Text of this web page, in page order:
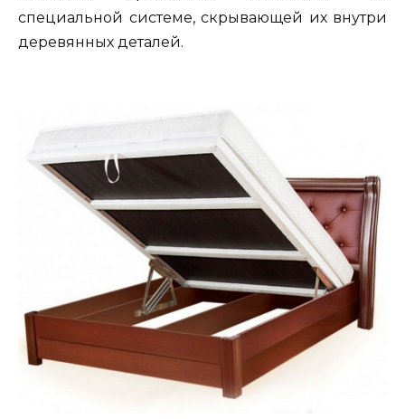
специальной системе, скрывающей их внутри
деревянных деталей.